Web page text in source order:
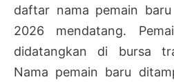
daftar nama pemain
2026 mendatang.
didatangkan di bursa
Nama pemain baru